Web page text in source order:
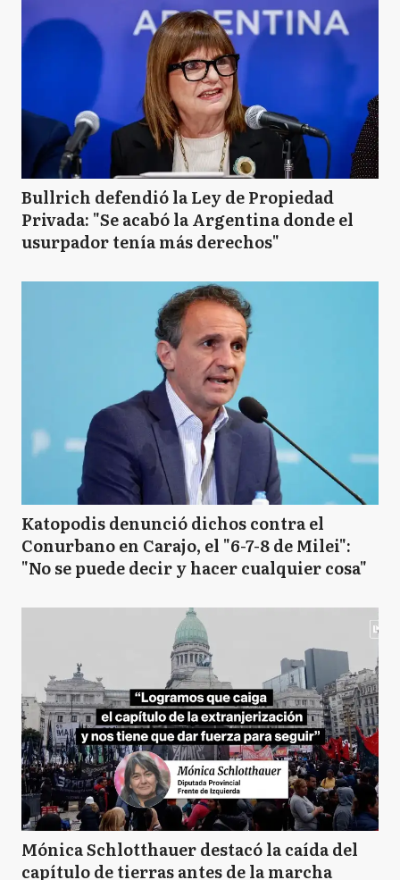
Bullrich defendió la Ley de Propiedad
Privada: "Se acabó la Argentina donde el
usurpador tenía más derechos"
Katopodis denunció dichos contra el
Conurbano en Carajo, el "6-7-8 de Milei":
"No se puede decir y hacer cualquier cosa"
Mónica Schlotthauer destacó la caída del
capítulo de tierras antes de la marcha